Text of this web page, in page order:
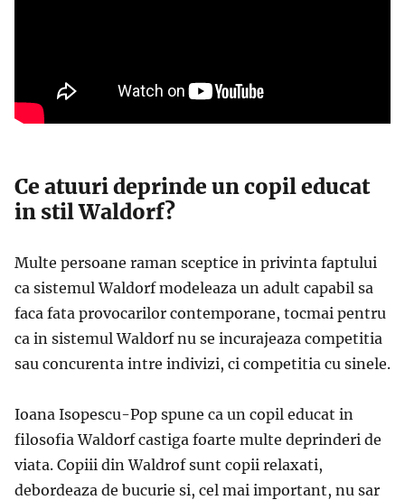
Ce atuuri deprinde un copil educat
in stil Waldorf?
Multe persoane raman sceptice in privinta faptului
ca sistemul Waldorf modeleaza un adult capabil sa
faca fata provocarilor contemporane, tocmai pentru
ca in sistemul Waldorf nu se incurajeaza competitia
sau concurenta intre indivizi, ci competitia cu sinele.
Ioana Isopescu-Pop spune ca un copil educat in
filosofia Waldorf castiga foarte multe deprinderi de
viata. Copiii din Waldrof sunt copii relaxati,
debordeaza de bucurie si, cel mai important, nu sar